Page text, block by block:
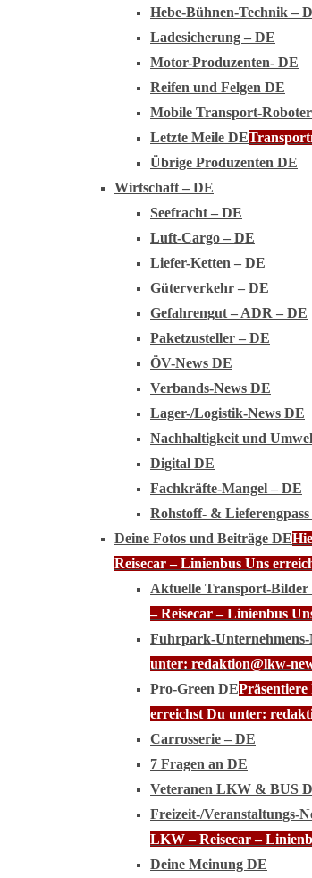
Hebe-Bühnen-Technik –
Ladesicherung – DE
Motor-Produzenten- DE
Reifen und Felgen DE
Mobile Transport-
Letzte Meile DE
Übrige Produzenten DE
Wirtschaft – DE
Seefracht – DE
Luft-Cargo – DE
Liefer-Ketten – DE
Güterverkehr – DE
Gefahrengut – ADR – DE
Paketzusteller – DE
ÖV-News DE
Verbands-News DE
Lager-/Logistik-News DE
Nachhaltigkeit und
Digital DE
Fachkräfte-Mangel – DE
Rohstoff- & Lieferengpass
Deine Fotos und Beiträge DE
Reisecar – Linienbus Uns
Aktuelle Transport-Bilder
– Reisecar – Linienbus
Fuhrpark-Unternehmens-
unter: redaktion@lkw-
Pro-Green DE
erreichst Du unter:
Carrosserie – DE
7 Fragen an DE
Veteranen LKW & BUS
Freizeit-/Veranstaltungs-
LKW – Reisecar –
Deine Meinung DE